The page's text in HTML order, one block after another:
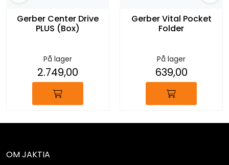
Gerber Center Drive
PLUS (Box)
På lager
2.749,00
Gerber Vital Pocket
Folder
På lager
639,00
OM JAKTIA